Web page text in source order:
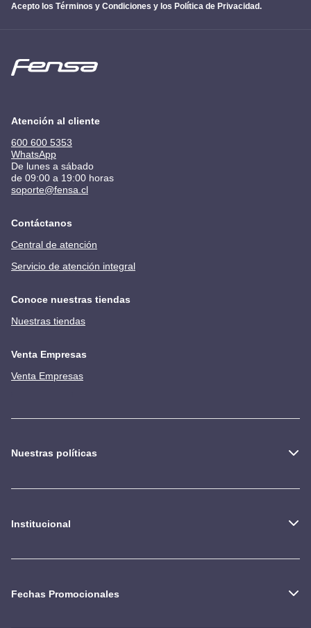
Acepto los Términos y Condiciones y los Política de Privacidad.
Atención al cliente
600 600 5353
WhatsApp
De lunes a sábado
de 09:00 a 19:00 horas
soporte@fensa.cl
Contáctanos
Central de atención
Servicio de atención integral
Conoce nuestras tiendas
Nuestras tiendas
Venta Empresas
Venta Empresas
Nuestras políticas
Institucional
Fechas Promocionales